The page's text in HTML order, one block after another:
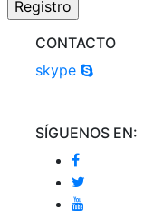
CONTACTO
skype
SÍGUENOS EN: